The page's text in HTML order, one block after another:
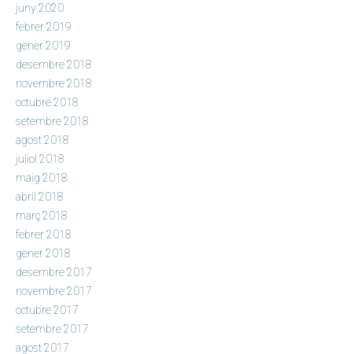
juny 2020
febrer 2019
gener 2019
desembre 2018
novembre 2018
octubre 2018
setembre 2018
agost 2018
juliol 2018
maig 2018
abril 2018
març 2018
febrer 2018
gener 2018
desembre 2017
novembre 2017
octubre 2017
setembre 2017
agost 2017